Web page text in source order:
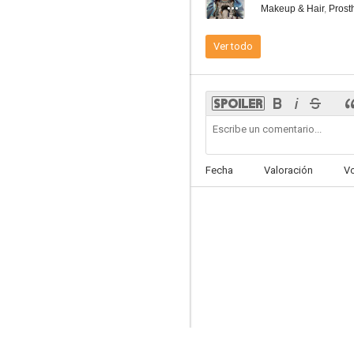
Makeup & Hair,
Ver todo
Fecha Valoración